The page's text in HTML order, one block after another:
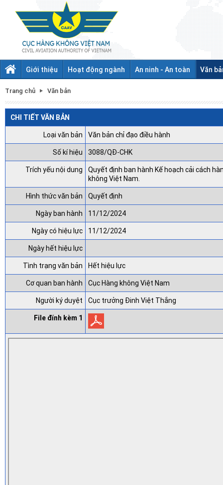
Giới thiệu Hoạt động ngành An ninh - An toàn Văn
Trang chủ Văn bản
CHI TIẾT VĂN BẢN
Loại văn bản
Văn bản chỉ đạo điều hành
Số kí hiệu
3088/QĐ-CHK
Trích yếu nội dung
Quyết định ban hành Kế hoạch cải cách
không Việt Nam.
Hình thức văn bản
Quyết định
Ngày ban hành
11/12/2024
Ngày có hiệu lực
11/12/2024
Ngày hết hiệu lực
Tình trạng văn bản
Hết hiệu lực
Cơ quan ban hành
Cục Hàng không Việt Nam
Người ký duyệt
Cục trưởng Đinh Việt Thắng
File đính kèm 1